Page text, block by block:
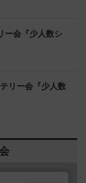
ー会『少人数シ
リー会『少人数